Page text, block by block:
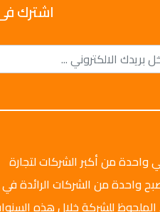
اشترك فى
أوتو جروب عام 2008م، وهي واحدة من أكبر الشركات لتجارة
واحدة من الشركات الرائدة في
للشركة خلال هذه